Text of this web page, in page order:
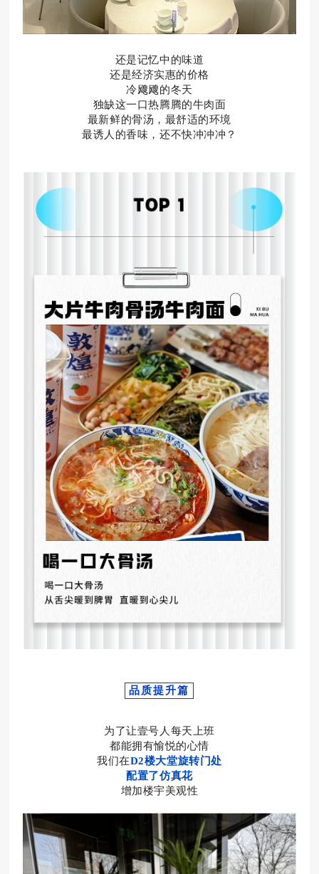
还是记忆中的味道
还是经济实惠的价格
冷飕飕的冬天
独缺这一口热腾腾的牛肉面
最新鲜的骨汤， 最舒适的环境
最诱人的香味， 还不快冲冲冲？
品质提升篇
为了让壹号人每天上班
都能拥有愉悦的心情
我们在D2楼大堂旋转门处
配置了仿真花
增加楼宇美观性